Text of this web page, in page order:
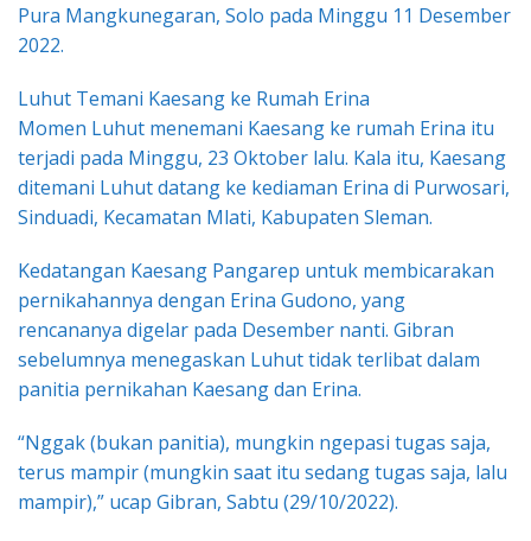
Pura Mangkunegaran, Solo pada Minggu 11 Desember
2022.
Luhut Temani Kaesang ke Rumah Erina
Momen Luhut menemani Kaesang ke rumah Erina itu
terjadi pada Minggu, 23 Oktober lalu. Kala itu, Kaesang
ditemani Luhut datang ke kediaman Erina di Purwosari,
Sinduadi, Kecamatan Mlati, Kabupaten Sleman.
Kedatangan Kaesang Pangarep untuk membicarakan
pernikahannya dengan Erina Gudono, yang
rencananya digelar pada Desember nanti. Gibran
sebelumnya menegaskan Luhut tidak terlibat dalam
panitia pernikahan Kaesang dan Erina.
“Nggak (bukan panitia), mungkin ngepasi tugas saja,
terus mampir (mungkin saat itu sedang tugas saja, lalu
mampir),” ucap Gibran, Sabtu (29/10/2022).